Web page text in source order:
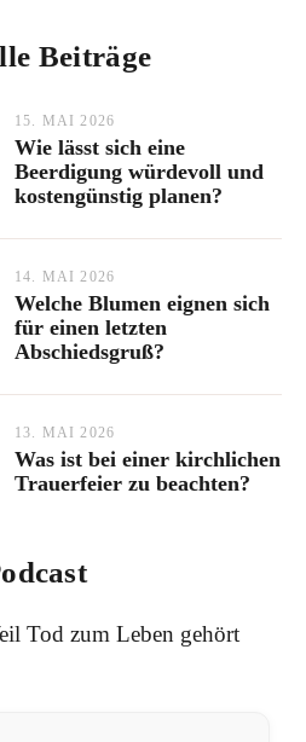
Beiträge
15. MAI 2026
Wie lässt sich eine
Beerdigung würdevoll und
kostengünstig planen?
14. MAI 2026
Welche Blumen eignen sich
für einen letzten
Abschiedsgruß?
13. MAI 2026
Was ist bei einer kirchlichen
Trauerfeier zu beachten?